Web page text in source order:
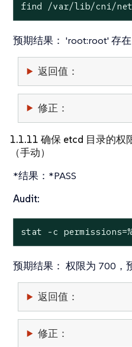
find /var/lib/cni/
预期结果： 'root:root' 存在
返回值：
修正：
1.1.11 确保 etcd 目录的权
（手动）
*结果：*PASS
Audit:
stat -c
预期结果： 权限为 700，
返回值：
修正：